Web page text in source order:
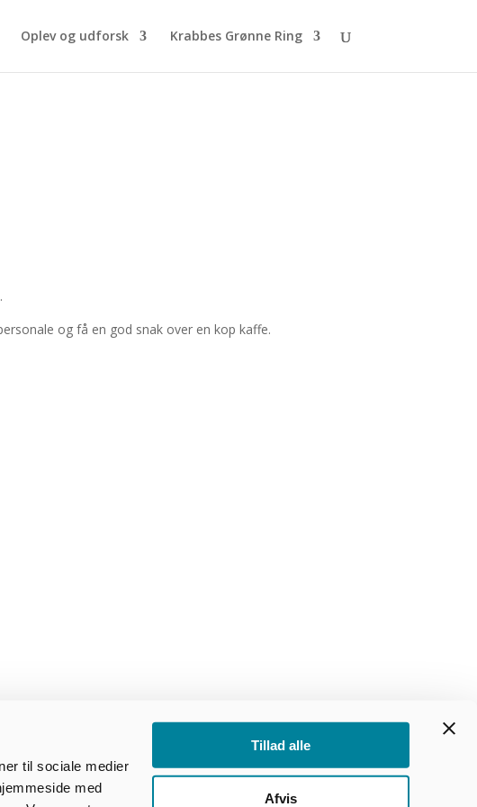
til sociale medier
med
Tillad alle
Afvis
Oplev og udforsk Krabbes Grønne Ring
og få en god snak over en kop kaffe.